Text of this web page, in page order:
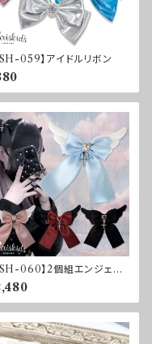
059】アイドルリボン
060】2個組エンジェル
トリボンクリップ